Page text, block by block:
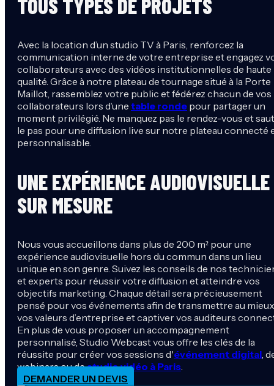
TOUS TYPES DE PROJETS
Avec la location d’un studio TV à Paris, renforcez la
communication interne de votre entreprise et engagez
collaborateurs avec des vidéos institutionnelles de haute
qualité. Grâce à notre plateau de tournage situé à la Porte
Maillot, rassemblez votre public et fédérez chacun de vos
collaborateurs lors d’une table ronde pour partager un
moment privilégié. Ne manquez pas le rendez-vous et
le pas pour une diffusion live sur notre plateau connecté
personnalisable.
UNE EXPÉRIENCE AUDIOVISUELLE
SUR MESURE
Nous vous accueillons dans plus de 200 m² pour une
expérience audiovisuelle hors du commun dans un lieu
unique en son genre. Suivez les conseils de nos
et experts pour réussir votre diffusion et atteindre vos
objectifs marketing. Chaque détail sera précieusement
pensé pour vos événements afin de transmettre au mieux
vos valeurs d’entreprise et captiver vos auditeurs
En plus de vous proposer un accompagnement
personnalisé, Studio Webcast vous offre les clés de la
réussite pour créer vos sessions d'événement digital,
webinars ou destudio vidéo à Paris.
DEMANDER UN DEVIS